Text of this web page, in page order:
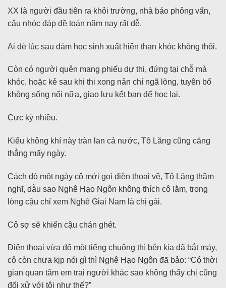
XX là người đầu tiên ra khỏi trường, nhà báo phỏng vấn,
cậu nhóc đáp đề toán năm nay rất dễ.
Ai dè lúc sau đám học sinh xuất hiện than khóc không thôi.
Còn có người quên mang phiếu dự thi, đứng tại chỗ mà
khóc, hoặc kẻ sau khi thi xong nản chí ngã lòng, tuyên bố
không sống nổi nữa, giao lưu kết bạn để học lại.
Cực kỳ nhiều.
Kiểu không khí này tràn lan cả nước, Tô Lăng cũng căng
thẳng mấy ngày.
Cách đó một ngày cô mới gọi điện thoại về, Tô Lăng thầm
nghĩ, dẫu sao Nghê Hạo Ngôn không thích cô lắm, trong
lòng cậu chỉ xem Nghê Giai Nam là chị gái.
Cô sợ sẽ khiến cậu chán ghét.
Điện thoại vừa đổ một tiếng chuông thì bên kia đã bắt máy,
cô còn chưa kịp nói gì thì Nghê Hạo Ngôn đã bảo: “Có thời
gian quan tâm em trai người khác sao không thấy chị cũng
đối xử với tôi như thế?”